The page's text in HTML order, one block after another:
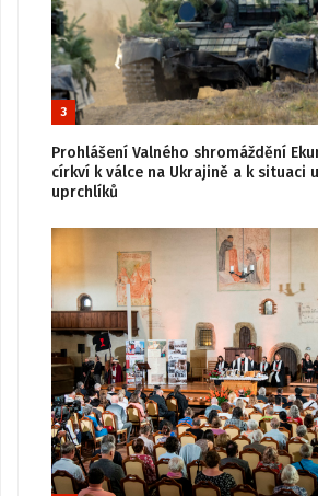
3
Prohlášení Valného shromáždění
církví k válce na Ukrajině a k situaci
uprchlíků